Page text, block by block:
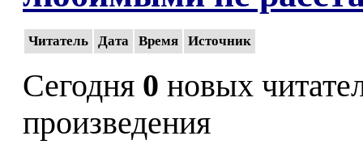
Читатель Дата Время Источник
Сегодня 0 новых
произведения